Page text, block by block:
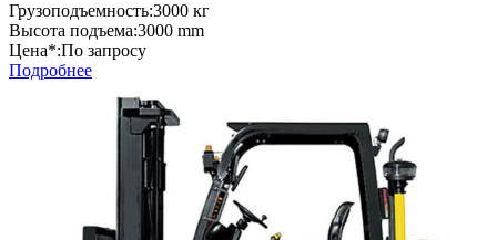
Грузоподъемность:3000 кг
Высота подъема:3000 mm
Цена*:По запросу
Подробнее